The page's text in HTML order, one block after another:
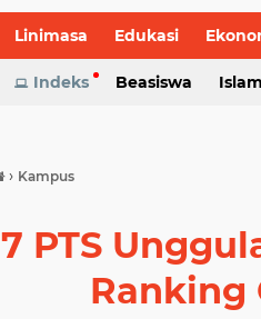
Linimasa Edukasi
Indeks Beasiswa
› Kampus
7 PTS
Ranking